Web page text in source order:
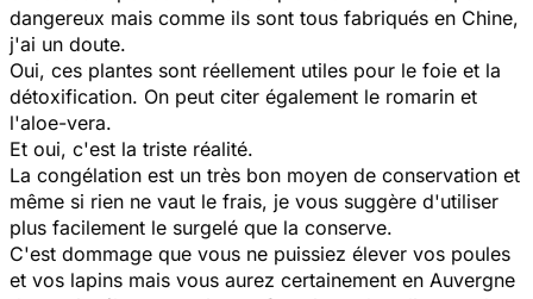
dangereux mais comme ils sont tous fabriqués en Chine,
j'ai un doute.
Oui, ces plantes sont réellement utiles pour le foie et la
détoxification. On peut citer également le romarin et
l'aloe-vera.
Et oui, c'est la triste réalité.
La congélation est un très bon moyen de conservation et
même si rien ne vaut le frais, je vous suggère d'utiliser
plus facilement le surgelé que la conserve.
C'est dommage que vous ne puissiez élever vos poules
et vos lapins mais vous aurez certainement en Auvergne